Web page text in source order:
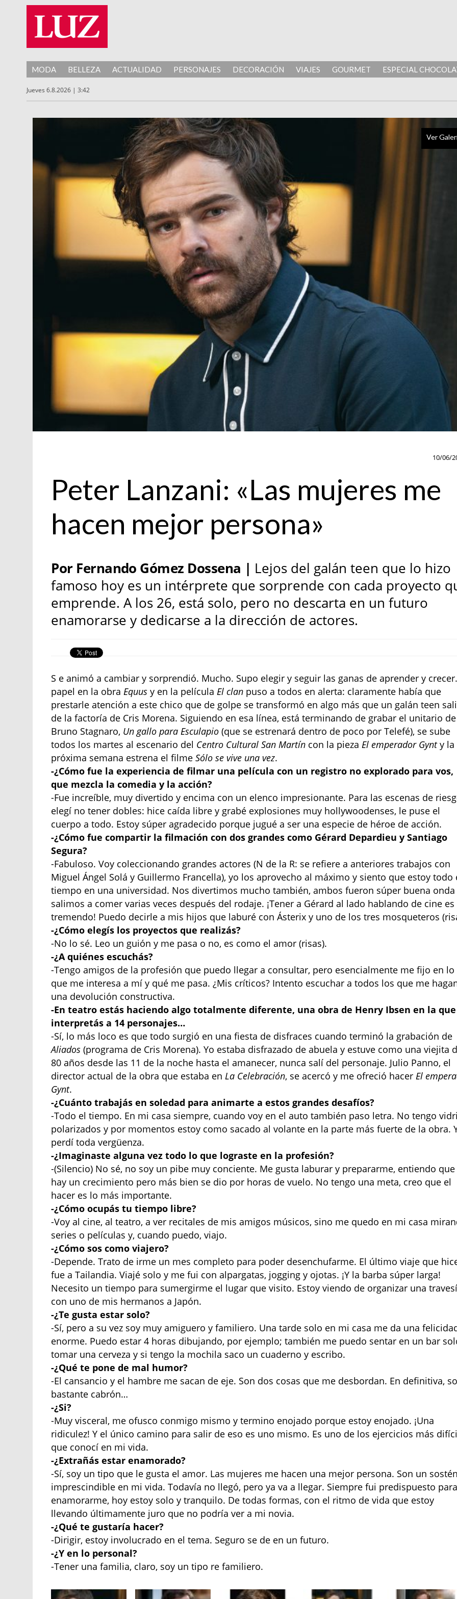
MODA BELLEZA ACTUALIDAD PERSONAJES DECORACIÓN VIAJES GOURMET ESPECIAL
Jueves 6.8.2026 | 3:42
Ver
10/06/
Peter Lanzani: «Las mujeres me
hacen mejor persona»
Por Fernando Gómez Dossena | Lejos del galán teen que lo hizo
famoso hoy es un intérprete que sorprende con cada proyecto
emprende. A los 26, está solo, pero no descarta en un futuro
enamorarse y dedicarse a la dirección de actores.
S e animó a cambiar y sorprendió. Mucho. Supo elegir y seguir las ganas de aprender y
papel en la obraEquus y en la películaEl clan puso a todos en alerta: claramente había que
prestarle atención a este chico que de golpe se transformó en algo más que un galán teen
de la factoría de Cris Morena. Siguiendo en esa línea, está terminando de grabar el unitario de
Bruno Stagnaro, Un gallo para Esculapio (que se estrenará dentro de poco por Telefé), se sube
todos los martes al escenario del Centro Cultural San Martín con la piezaEl emperador Gynty la
próxima semana estrena el filmeSólo se vive una vez.
-¿Cómo fue la experiencia de filmar una película con un registro no explorado para vos,
que mezcla la comedia y la acción?
-Fue increíble, muy divertido y encima con un elenco impresionante. Para las escenas de
elegí no tener dobles: hice caída libre y grabé explosiones muy hollywoodenses, le puse el
cuerpo a todo. Estoy súper agradecido porque jugué a ser una especie de héroe de acción.
-¿Cómo fue compartir la filmación con dos grandes como Gérard Depardieu y Santiago
Segura?
-Fabuloso. Voy coleccionando grandes actores (N de la R: se refiere a anteriores trabajos con
Miguel Ángel Solá y Guillermo Francella), yo los aprovecho al máximo y siento que estoy todo
tiempo en una universidad. Nos divertimos mucho también, ambos fueron súper buena onda
salimos a comer varias veces después del rodaje. ¡Tener a Gérard al lado hablando de cine es
tremendo! Puedo decirle a mis hijos que laburé con Ásterix y uno de los tres mosqueteros
-¿Cómo elegís los proyectos que realizás?
-No lo sé. Leo un guión y me pasa o no, es como el amor (risas).
-¿A quiénes escuchás?
-Tengo amigos de la profesión que puedo llegar a consultar, pero esencialmente me fijo en lo
que me interesa a mí y qué me pasa. ¿Mis críticos? Intento escuchar a todos los que me
una devolución constructiva.
-En teatro estás haciendo algo totalmente diferente, una obra de Henry Ibsen en la que
interpretás a 14 personajes…
-Sí, lo más loco es que todo surgió en una fiesta de disfraces cuando terminó la grabación de
Aliados (programa de Cris Morena). Yo estaba disfrazado de abuela y estuve como una viejita
80 años desde las 11 de la noche hasta el amanecer, nunca salí del personaje. Julio Panno, el
director actual de la obra que estaba enLa Celebración, se acercó y me ofreció hacerEl
Gynt.
-¿Cuánto trabajás en soledad para animarte a estos grandes desafíos?
-Todo el tiempo. En mi casa siempre, cuando voy en el auto también paso letra. No tengo
polarizados y por momentos estoy como sacado al volante en la parte más fuerte de la obra.
perdí toda vergüenza.
-¿Imaginaste alguna vez todo lo que lograste en la profesión?
-(Silencio) No sé, no soy un pibe muy conciente. Me gusta laburar y prepararme, entiendo que
hay un crecimiento pero más bien se dio por horas de vuelo. No tengo una meta, creo que el
hacer es lo más importante.
-¿Cómo ocupás tu tiempo libre?
-Voy al cine, al teatro, a ver recitales de mis amigos músicos, sino me quedo en mi casa
series o películas y, cuando puedo, viajo.
-¿Cómo sos como viajero?
-Depende. Trato de irme un mes completo para poder desenchufarme. El último viaje que
fue a Tailandia. Viajé solo y me fui con alpargatas, jogging y ojotas. ¡Y la barba súper larga!
Necesito un tiempo para sumergirme el lugar que visito. Estoy viendo de organizar una
con uno de mis hermanos a Japón.
-¿Te gusta estar solo?
-Sí, pero a su vez soy muy amiguero y familiero. Una tarde solo en mi casa me da una
enorme. Puedo estar 4 horas dibujando, por ejemplo; también me puedo sentar en un bar
tomar una cerveza y si tengo la mochila saco un cuaderno y escribo.
-¿Qué te pone de mal humor?
-El cansancio y el hambre me sacan de eje. Son dos cosas que me desbordan. En definitiva,
bastante cabrón…
-¿Si?
-Muy visceral, me ofusco conmigo mismo y termino enojado porque estoy enojado. ¡Una
ridiculez! Y el único camino para salir de eso es uno mismo. Es uno de los ejercicios más
que conocí en mi vida.
-¿Extrañás estar enamorado?
-Sí, soy un tipo que le gusta el amor. Las mujeres me hacen una mejor persona. Son un sostén
imprescindible en mi vida. Todavía no llegó, pero ya va a llegar. Siempre fui predispuesto para
enamorarme, hoy estoy solo y tranquilo. De todas formas, con el ritmo de vida que estoy
llevando últimamente juro que no podría ver a mi novia.
-¿Qué te gustaría hacer?
-Dirigir, estoy involucrado en el tema. Seguro se de en un futuro.
-¿Y en lo personal?
-Tener una familia, claro, soy un tipo re familiero.